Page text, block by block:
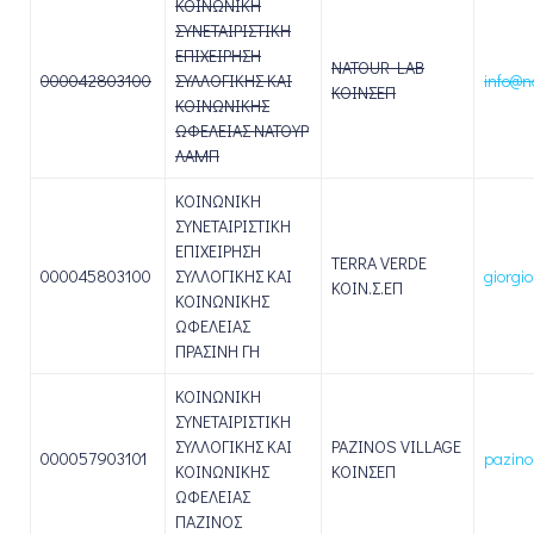
000042803100
ΚΟΙΝΩΝΙΚΗ
ΣΥΝΕΤΑΙΡΙΣΤΙΚΗ
ΕΠΙΧΕΙΡΗΣΗ
ΣΥΛΛΟΓΙΚΗΣ ΚΑΙ
ΚΟΙΝΩΝΙΚΗΣ
ΩΦΕΛΕΙΑΣ ΝΑΤΟΥΡ
ΛΑΜΠ
NATOUR LAB
ΚΟΙΝΣΕΠ
000045803100
ΚΟΙΝΩΝΙΚΗ
ΣΥΝΕΤΑΙΡΙΣΤΙΚΗ
ΕΠΙΧΕΙΡΗΣΗ
ΣΥΛΛΟΓΙΚΗΣ ΚΑΙ
ΚΟΙΝΩΝΙΚΗΣ
ΩΦΕΛΕΙΑΣ
ΠΡΑΣΙΝΗ ΓΗ
TERRA VERDE
ΚΟΙΝ.Σ.ΕΠ
000057903101
ΚΟΙΝΩΝΙΚΗ
ΣΥΝΕΤΑΙΡΙΣΤΙΚΗ
ΣΥΛΛΟΓΙΚΗΣ ΚΑΙ
ΚΟΙΝΩΝΙΚΗΣ
ΩΦΕΛΕΙΑΣ
ΠΑΖΙΝΟΣ
PAZINOS VILLAGE
ΚΟΙΝΣΕΠ